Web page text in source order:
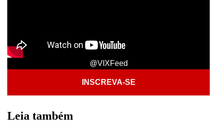
@VIXFeed
INSCREVA-SE
Leia também